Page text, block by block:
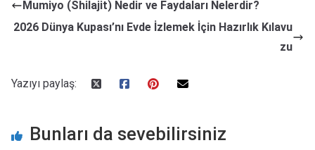
Mumiyo (Shilajit) Nedir ve Faydaları Nelerdir?
2026 Dünya Kupası’nı Evde İzlemek İçin Hazırlık Kılavu
zu
Yazıyı paylaş:
Bunları da sevebilirsiniz